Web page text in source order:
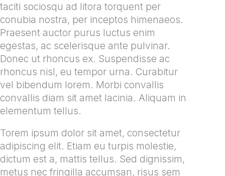
taciti sociosqu ad litora torquent per
conubia nostra, per inceptos himenaeos.
Praesent auctor purus luctus enim
egestas, ac scelerisque ante pulvinar.
Donec ut rhoncus ex. Suspendisse ac
rhoncus nisl, eu tempor urna. Curabitur
vel bibendum lorem. Morbi convallis
convallis diam sit amet lacinia. Aliquam in
elementum tellus.
Torem ipsum dolor sit amet, consectetur
adipiscing elit. Etiam eu turpis molestie,
dictum est a, mattis tellus. Sed dignissim,
metus nec fringilla accumsan, risus sem